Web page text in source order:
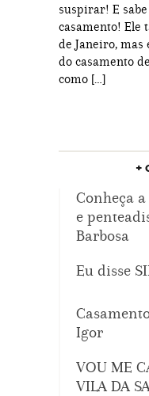
suspirar! E
casamento! Ele
de Janeiro, mas
do casamento
como […]
+
Conheça
e
Barbosa
Eu disse
Igor
VOU ME
VILA DA